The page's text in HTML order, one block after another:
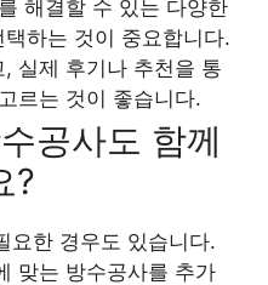
해결할 수 있는 다양한
하는 것이 중요합니다.
실제 후기나 추천을 통
르는 것이 좋습니다.
공사도 함께
?
요한 경우도 있습니다.
맞는 방수공사를 추가